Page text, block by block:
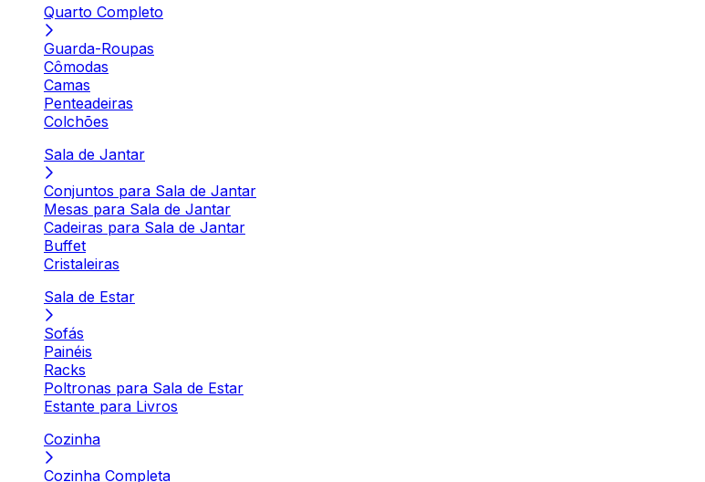
Quarto Completo
Guarda-Roupas
Cômodas
Camas
Penteadeiras
Colchões
Sala de Jantar
Conjuntos para Sala de Jantar
Mesas para Sala de Jantar
Cadeiras para Sala de Jantar
Buffet
Cristaleiras
Sala de Estar
Sofás
Painéis
Racks
Poltronas para Sala de Estar
Estante para Livros
Cozinha
Cozinha Completa